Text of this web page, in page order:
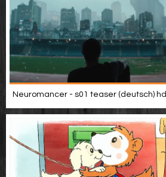
Neuromancer - s01 teaser (deutsch) hd